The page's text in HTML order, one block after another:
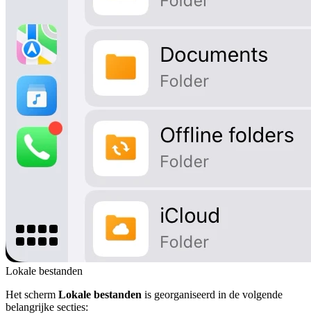
Lokale bestanden
Het scherm Lokale bestanden is georganiseerd in de volgende
belangrijke secties: